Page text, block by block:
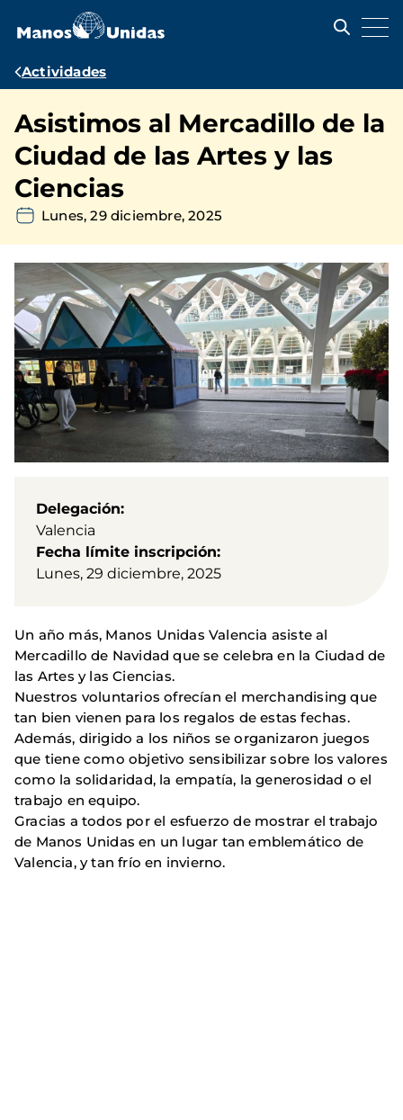
contenido
Ruta
navegación
Actividades
Asistimos al Mercadillo de la
Ciudad de las Artes y las
Ciencias
Lunes, 29 diciembre, 2025
Delegación
Valencia
Fecha límite inscripción
Lunes, 29 diciembre, 2025
Un año más, Manos Unidas Valencia asiste al
Mercadillo de Navidad que se celebra en la Ciudad de
las Artes y las Ciencias.
Nuestros voluntarios ofrecían el merchandising que
tan bien vienen para los regalos de estas fechas.
Además, dirigido a los niños se organizaron juegos
que tiene como objetivo sensibilizar sobre los valores
como la solidaridad, la empatía, la generosidad o el
trabajo en equipo.
Gracias a todos por el esfuerzo de mostrar el trabajo
de Manos Unidas en un lugar tan emblemático de
Valencia, y tan frío en invierno.